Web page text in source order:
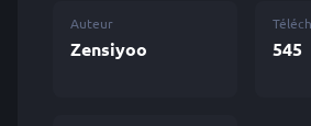
Auteur
Zensiyoo 545